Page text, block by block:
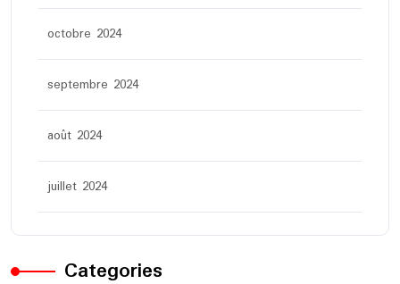
octobre 2024
septembre 2024
août 2024
juillet 2024
Categories